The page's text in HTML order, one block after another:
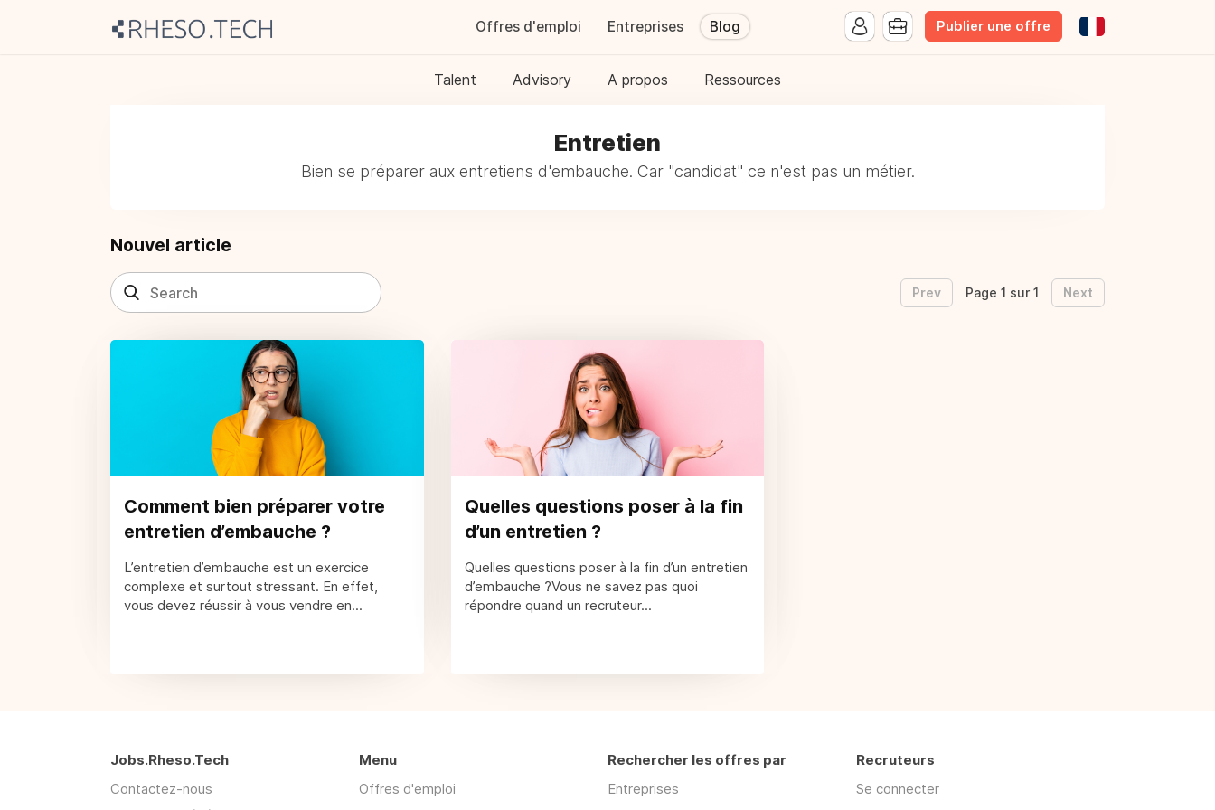
Offres d'emploi Entreprises Blog Publier une offre
Talent Advisory A propos Ressources
Entretien
Bien se préparer aux entretiens d'embauche. Car "candidat" ce n'est pas un métier.
Nouvel article
Prev Page 1 sur 1 Next
Comment bien préparer votre
entretien d’embauche ?
L’entretien d’embauche est un exercice
complexe et surtout stressant. En effet,
vous devez réussir à vous vendre en...
Quelles questions poser à la fin
d’un entretien ?
Quelles questions poser à la fin d’un entretien
d’embauche ?Vous ne savez pas quoi
répondre quand un recruteur...
Jobs.Rheso.Tech
Contactez-nous
Menu
Offres d'emploi
Rechercher les offres par
Entreprises
Recruteurs
Se connecter